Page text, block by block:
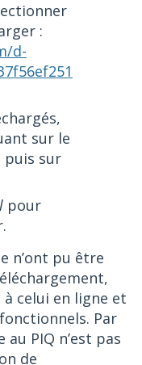
:
d-
sur le
puis sur
pour
n’ont pu être
celui en ligne et
Par
PIQ n’est pas
de